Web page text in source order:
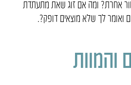
אחרת? ומה אם זוג שאת מתעתדת
ואומר לך שלא מוצאים דופק?.
והמוות